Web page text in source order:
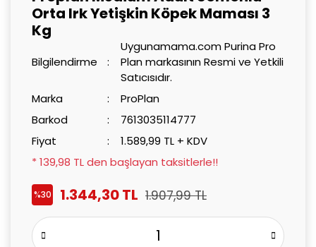
Orta Irk Yetişkin Köpek Maması 3
Kg
Bilgilendirme
Uygunamama.com Purina Pro
Plan markasının Resmi ve Yetkili
Satıcısıdır.
Marka
ProPlan
Barkod
7613035114777
Fiyat
1.589,99 TL + KDV
* 139,98 TL den başlayan taksitlerle!!
%30 1.344,30 TL 1.907,99 TL